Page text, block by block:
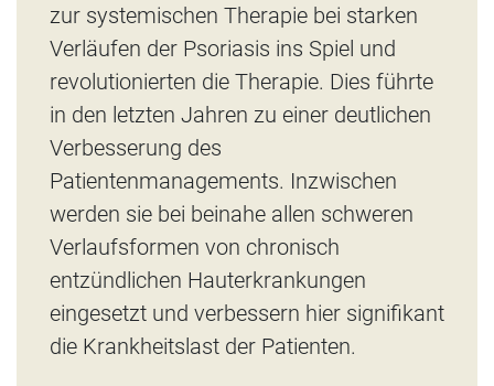
zur systemischen Therapie bei starken
Verläufen der Psoriasis ins Spiel und
revolutionierten die Therapie. Dies führte
in den letzten Jahren zu einer deutlichen
Verbesserung des
Patientenmanagements. Inzwischen
werden sie bei beinahe allen schweren
Verlaufsformen von chronisch
entzündlichen Hauterkrankungen
eingesetzt und verbessern hier signifikant
die Krankheitslast der Patienten.